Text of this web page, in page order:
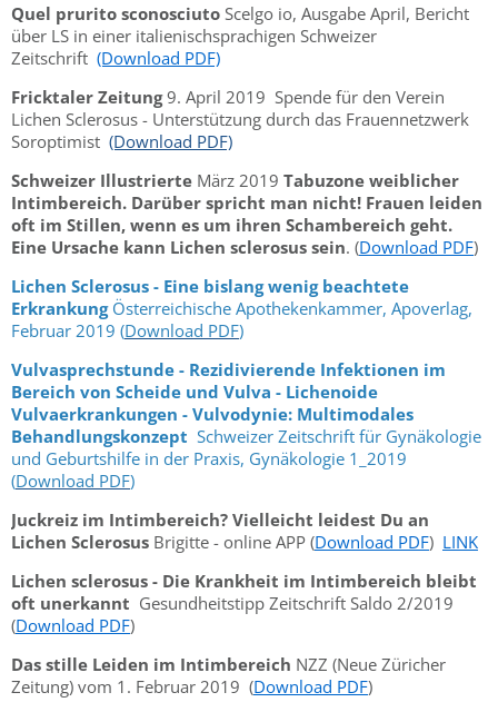
Quel prurito sconosciuto Scelgo io, Ausgabe April, Bericht
über LS in einer italienischsprachigen Schweizer
Zeitschrift (Download PDF)
Fricktaler Zeitung9. April 2019 Spende für den Verein
Lichen Sclerosus - Unterstützung durch das Frauennetzwerk
Soroptimist (Download PDF)
Schweizer Illustrierte März 2019 Tabuzone weiblicher
Intimbereich. Darüber spricht man nicht! Frauen leiden
oft im Stillen, wenn es um ihren Schambereich geht.
Eine Ursache kann Lichen sclerosus sein. (Download PDF)
Lichen Sclerosus - Eine bislang wenig beachtete
Erkrankung Österreichische Apothekenkammer, Apoverlag,
Februar 2019 (Download PDF)
Vulvasprechstunde - Rezidivierende Infektionen im
Bereich von Scheide und Vulva - Lichenoide
Vulvaerkrankungen - Vulvodynie: Multimodales
Behandlungskonzept Schweizer Zeitschrift für Gynäkologie
und Geburtshilfe in der Praxis, Gynäkologie 1_2019
(Download PDF)
Juckreiz im Intimbereich? Vielleicht leidest Du an
Lichen Sclerosus Brigitte - online APP (Download PDF) LINK
Lichen sclerosus - Die Krankheit im Intimbereich bleibt
oft unerkannt Gesundheitstipp Zeitschrift Saldo 2/2019
(Download PDF)
Das stille Leiden im Intimbereich NZZ (Neue Züricher
Zeitung) vom 1. Februar 2019 (Download PDF)